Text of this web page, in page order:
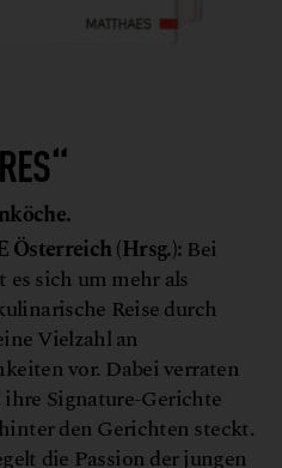
Österreich (Hrsg.): Bei
sich um mehr als
Reise durch
Vielzahl an
vor. Dabei verraten
Signature-Gerichte
den Gerichten steckt.
die Passion der jungen